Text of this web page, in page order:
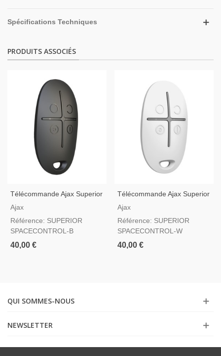
Spécifications Techniques
PRODUITS ASSOCIÉS
Télécommande Ajax Superior
SpaceControl Jeweller Noir
2
Ajax
Référence: SUPERIOR
SPACECONTROL-B
40,00 €
Télécommande Ajax Superior
SpaceControl Jeweller Blanc
2
Ajax
Référence: SUPERIOR
SPACECONTROL-W
40,00 €
QUI SOMMES-NOUS
NEWSLETTER